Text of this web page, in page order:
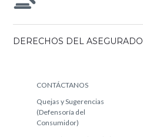
DERECHOS DEL ASEGURADO
CONTÁCTANOS
Quejas y Sugerencias
(Defensoría del
Consumidor)